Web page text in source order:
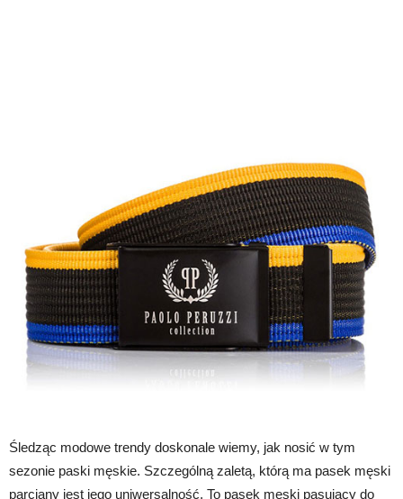
Śledząc modowe trendy doskonale wiemy, jak nosić w tym
sezonie paski męskie. Szczególną zaletą, którą ma pasek męski
parciany jest jego uniwersalność. To pasek męski pasujący do